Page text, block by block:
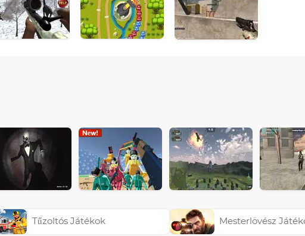
Tűzoltós Játékok Mesterlövész